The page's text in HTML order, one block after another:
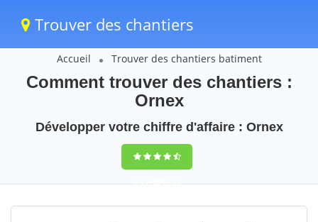
Trouver des chantiers
Accueil Trouver des chantiers batiment
Comment trouver des chantiers :
Ornex
Développer votre chiffre d'affaire : Ornex
9,5(100%)35
votes